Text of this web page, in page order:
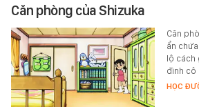
Căn phòng của Shizuka
Căn
ẩn
lộ cách
đình cô
HỌC